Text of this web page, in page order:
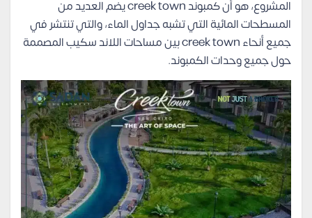
المشروع، هو أن كمبوند creek town يضم العديد من
المسطحات المائية التي تشبه جداول الماء، والتي تنتشر في
جميع أنحاء creek town بين مساحات اللاند سكيب المصممة
حول جميع وحدات الكمبوند.